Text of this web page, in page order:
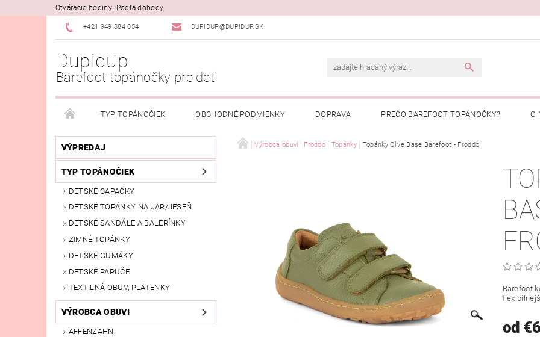
Otváracie hodiny: Podľa dohody
+421 949 884 054 DUPIDUP@DUPIDUP.SK
Dupidup
Barefoot topánočky pre deti
TYP TOPÁNOČIEK OBCHODNÉ PODMIENKY DOPRAVA PREČO BAREFOOT TOPÁNOČKY? O
PODMIENKY OSOBNÝCH ÚDAJOV REKLAMAČNÝ PORIADOK PREČO NAKUPOVAŤ U NÁS? MOJA
VÝPREDAJ
TYP TOPÁNOČIEK
DETSKÉ CAPAČKY
DETSKÉ TOPÁNKY NA JAR/JESEŇ
DETSKÉ SANDÁLE A BALERÍNKY
ZIMNÉ TOPÁNKY
DETSKÉ GUMÁKY
DETSKÉ PAPUČE
TEXTILNÁ OBUV, PLÁTENKY
VÝROBCA OBUVI
AFFENZAHN
Výrobca obuvi Froddo Topánky Topánky Olive Base Barefoot - Froddo
Barefoot
od